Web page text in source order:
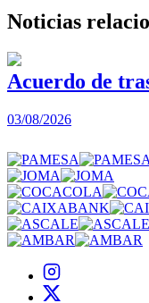
Noticias
Acuerdo de
03/08/2026